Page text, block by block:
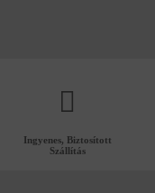
Ingyenes, Biztosított
Szállítás